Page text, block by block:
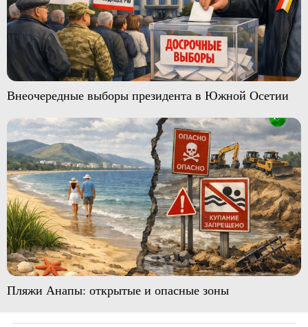
Внеочередные выборы президента в Южной Осетии
Пляжи Анапы: открытые и опасные зоны